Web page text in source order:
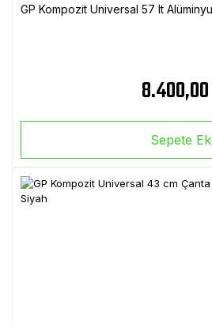
GP Kompozit Universal 57 lt
Sepete